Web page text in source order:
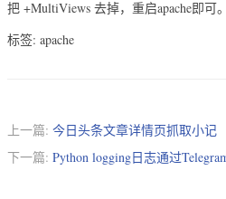
把 +MultiViews 去掉，重启apache即可。
标签: apache
上一篇: 今日头条文章详情页抓取小记
下一篇: Python logging日志通过